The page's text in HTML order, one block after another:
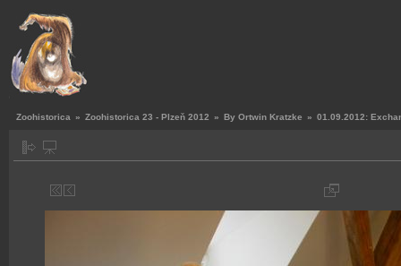
Zoohistorica » Zoohistorica 23 - Plzeň 2012 » By Ortwin Kratzke » 01.09.2012: